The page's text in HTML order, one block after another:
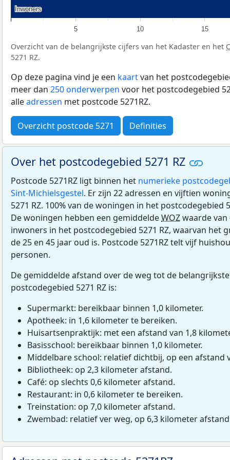
5 10 15
Inwoners
Inwoners
Overzicht van de belangrijkste cijfers van het Kadaster en het
5271 RZ.
Op deze pagina vind je een kaartvan het
meer dan 250 onderwerpen voor het postcodegebied
alleadressen met postcode 5271RZ.
Overzicht postcode 5271 Definities
Over het postcodegebied 5271 RZ
Postcode 5271RZ ligt binnen het numerieke
Sint-Michielsgestel. Er zijn 22 adressen en vijftien
5271 RZ. 100% van de woningen in het postcodegebied
De woningen hebben een gemiddeldeWOZwaarde van
inwoners in het postcodegebied 5271 RZ, waarvan het
de 25 en 45 jaar oud is. Postcode 5271RZ telt vijf
personen.
De gemiddelde afstand over de weg tot de
postcodegebied 5271 RZ is:
Supermarkt: bereikbaar binnen 1,0 kilometer.
Apotheek: in 1,6 kilometer te bereiken.
Huisartsenpraktijk: met een afstand van 1,8
Basisschool: bereikbaar binnen 1,0 kilometer.
Middelbare school: relatief dichtbij, op een afstand
Bibliotheek: op 2,3 kilometer afstand.
Café: op slechts 0,6 kilometer afstand.
Restaurant: in 0,6 kilometer te bereiken.
Treinstation: op 7,0 kilometer afstand.
Zwembad: relatief ver weg, op 6,3 kilometer